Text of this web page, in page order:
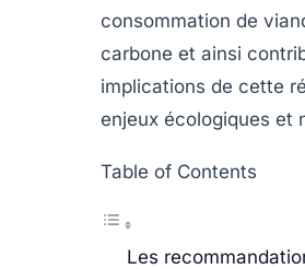
consommation de
carbone et ainsi
implications de cette
enjeux écologiques et
Table of Contents
Les